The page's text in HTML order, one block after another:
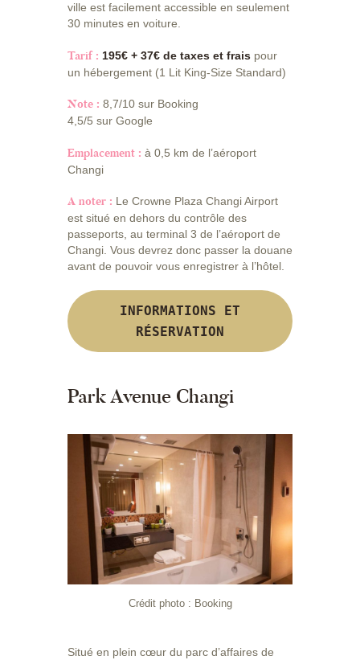
ville est facilement accessible en seulement
30 minutes en voiture.
Tarif : 195€ + 37€ de taxes et frais pour
un hébergement (1 Lit King-Size Standard)
Note : 8,7/10 sur Booking
4,5/5 sur Google
Emplacement : à 0,5 km de l’aéroport
Changi
A noter : Le Crowne Plaza Changi Airport
est situé en dehors du contrôle des
passeports, au terminal 3 de l’aéroport de
Changi. Vous devrez donc passer la douane
avant de pouvoir vous enregistrer à l’hôtel.
INFORMATIONS ET
RÉSERVATION
Park Avenue Changi
Crédit photo : Booking
Situé en plein cœur du parc d’affaires de